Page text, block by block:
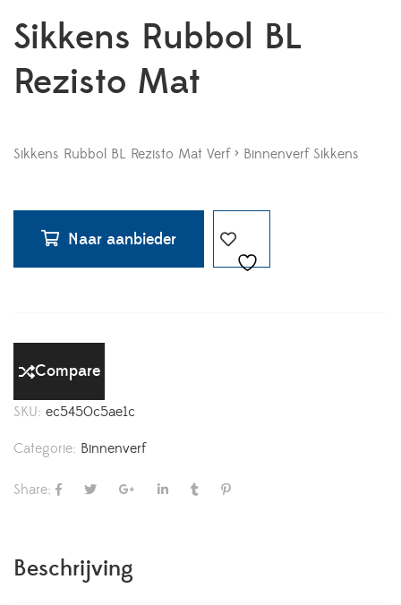
Sikkens Rubbol BL
Rezisto Mat
Sikkens Rubbol BL Rezisto Mat Verf > Binnenverf Sikkens
Naar aanbieder
Compare
SKU: ec5450c5ae1c
Categorie: Binnenverf
Share:
Beschrijving